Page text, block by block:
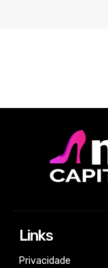
Links
Privacidade